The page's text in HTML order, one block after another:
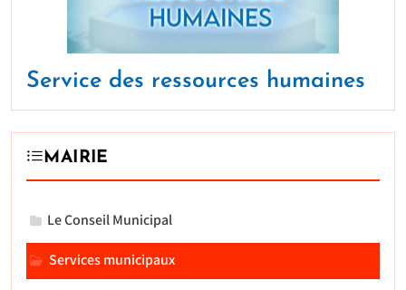
Service des ressources humaines
MAIRIE
Le Conseil Municipal
Services municipaux